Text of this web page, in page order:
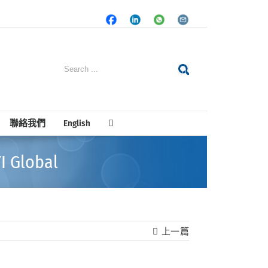
FacebookLinkedInWhatsapp
Email
Search
聯絡我們 English
Global
上一篇